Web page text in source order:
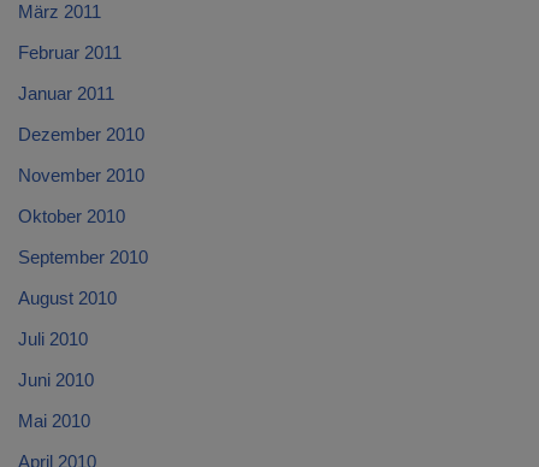
März 2011
Februar 2011
Januar 2011
Dezember 2010
November 2010
Oktober 2010
September 2010
August 2010
Juli 2010
Juni 2010
Mai 2010
April 2010